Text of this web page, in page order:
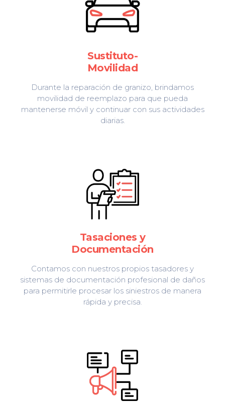
Sustituto-
Movilidad
Durante la reparación de granizo, brindamos
movilidad de reemplazo para que pueda
mantenerse móvil y continuar con sus actividades
diarias.
Tasaciones y
Documentación
Contamos con nuestros propios tasadores y
sistemas de documentación profesional de daños
para permitirle procesar los siniestros de manera
rápida y precisa.